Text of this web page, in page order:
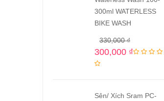
300ml WATERLESS
BIKE WASH
330,000₫
300,000 ₫
Sên/ Xích Sram PC-